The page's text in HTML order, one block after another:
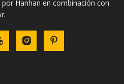
Hanhan en combinación con